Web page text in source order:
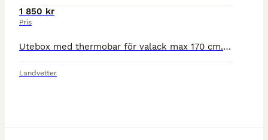
1 850 kr
Pris
Utebox med thermobar för valack max 170 cm. Tillgång till intilliggande stall för hantering av hästen. Stora hagar där hästarna går i flock. Solarie finns i stallet. Morgonfodring, utsläpp och lunch i
Landvetter